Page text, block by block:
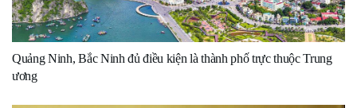
Quảng Ninh, Bắc Ninh đủ điều kiện là thành phố trực thuộc Trung
ương